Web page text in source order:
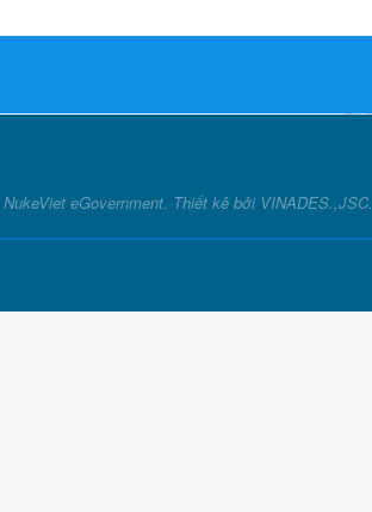
NukeViet eGovernment. Thiết kê bởi VINADES.,JSC.